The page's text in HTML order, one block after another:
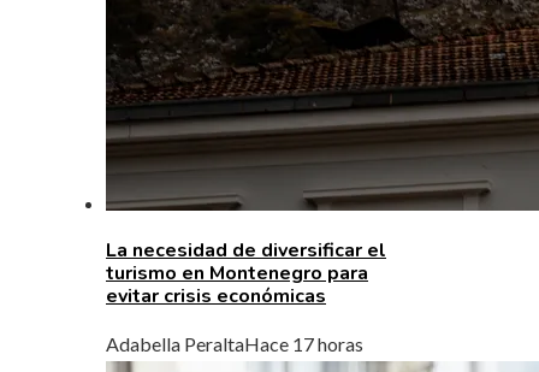
La necesidad de diversificar el
turismo en Montenegro para
evitar crisis económicas
Adabella PeraltaHace 17 horas